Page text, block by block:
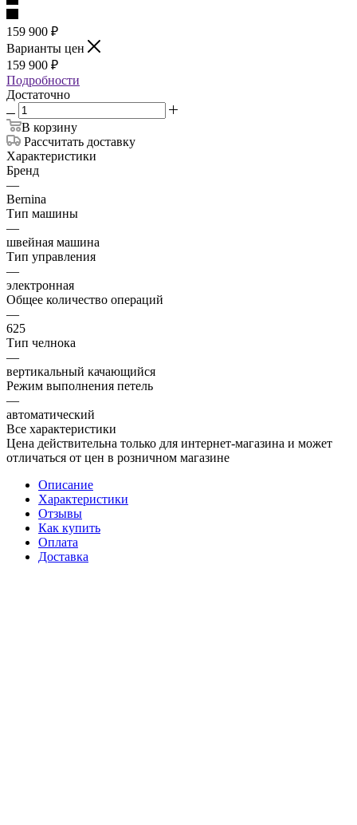
159 900 ₽
Варианты цен
159 900 ₽
Подробности
Достаточно
В корзину
Рассчитать доставку
Характеристики
Бренд
—
Bernina
Тип машины
—
швейная машина
Тип управления
—
электронная
Общее количество операций
—
625
Тип челнока
—
вертикальный качающийся
Режим выполнения петель
—
автоматический
Все характеристики
Цена действительна только для интернет-магазина и может
отличаться от цен в розничном магазине
Описание
Характеристики
Отзывы
Как купить
Оплата
Доставка